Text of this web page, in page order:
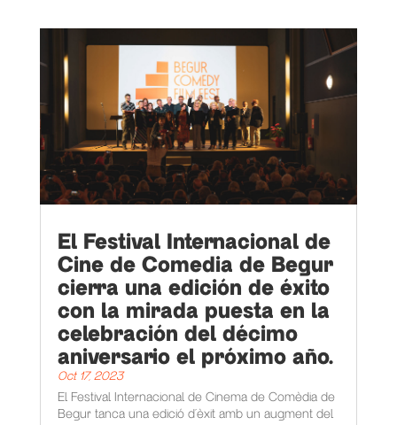
El Festival Internacional de
Cine de Comedia de Begur
cierra una edición de éxito
con la mirada puesta en la
celebración del décimo
aniversario el próximo año.
Oct 17, 2023
El Festival Internacional de Cinema de Comèdia de
Begur tanca una edició d’èxit amb un augment del